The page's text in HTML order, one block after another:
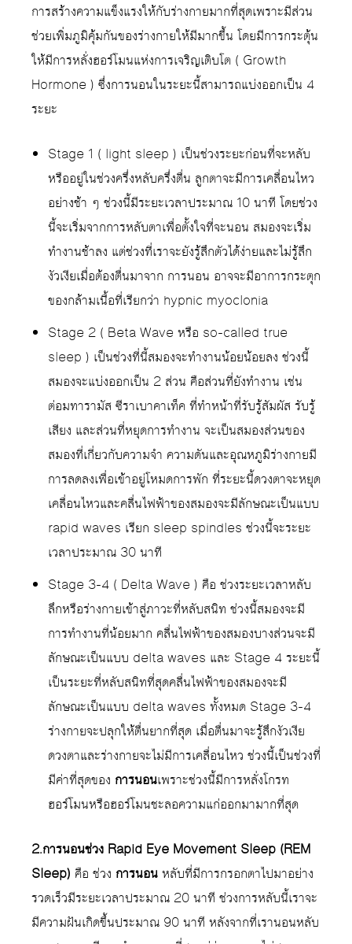
การสร้างความแข็งแรงให้กับร่างกายมากที่สุดเพราะมีส่วน
ช่วยเพิ่มภูมิคุ้มกันของร่างกายให้มีมากขึ้น โดยมีการกระตุ้น
ให้มีการหลั่งฮอร์โมนแห่งการเจริญเติบโต ( Growth
Hormone ) ซึ่งการนอนในระยะนี้สามารถแบ่งออกเป็น 4
ระยะ
Stage 1 ( light sleep ) เป็นช่วงระยะก่อนที่จะหลับ
หรืออยู่ในช่วงครึ่งหลับครึ่งตื่น ลูกตาจะมีการเคลื่อนไหว
อย่างช้า ๆ ช่วงนี้มีระยะเวลาประมาณ 10 นาที โดยช่วง
นี้จะเริ่มจากการหลับตาเพื่อตั้งใจที่จะนอน สมองจะเริ่ม
ทำงานช้าลง แต่ช่วงที่เราจะยังรู้สึกตัวได้ง่ายและไม่รู้สึก
งัวเงียเมื่อต้องตื่นมาจาก การนอน อาจจะมีอาการกระตุก
ของกล้ามเนื้อที่เรียกว่า hypnic myoclonia
Stage 2 ( Beta Wave หรือ so-called true
sleep ) เป็นช่วงที่นี้สมองจะทำงานน้อยน้อยลง ช่วงนี้
สมองจะแบ่งออกเป็น 2 ส่วน คือส่วนที่ยังทำงาน เช่น
ต่อมทารามัส ซีราเบาคาเท็ค ที่ทำหน้าที่รับรู้สัมผัส รับรู้
เสียง และส่วนที่หยุดการทำงาน จะเป็นสมองส่วนของ
สมองที่เกี่ยวกับความจำ ความดันและอุณหภูมิร่างกายมี
การลดลงเพื่อเข้าอยู่โหมดการพัก ที่ระยะนี้ดวงตาจะหยุด
เคลื่อนไหวและคลื่นไฟฟ้าของสมองจะมีลักษณะเป็นแบบ
rapid waves เรียก sleep spindles ช่วงนี้จะระยะ
เวลาประมาณ 30 นาที
Stage 3-4 ( Delta Wave ) คือ ช่วงระยะเวลาหลับ
ลึกหรือร่างกายเข้าสู่ภาวะที่หลับสนิท ช่วงนี้สมองจะมี
การทำงานที่น้อยมาก คลื่นไฟฟ้าของสมองบางส่วนจะมี
ลักษณะเป็นแบบ delta waves และ Stage 4 ระยะนี้
เป็นระยะที่หลับสนิทที่สุดคลื่นไฟฟ้าของสมองจะมี
ลักษณะเป็นแบบ delta waves ทั้งหมด Stage 3-4
ร่างกายจะปลุกให้ตื่นยากที่สุด เมื่อตื่นมาจะรู้สึกงัวเงีย
ดวงตาและร่างกายจะไม่มีการเคลื่อนไหว ช่วงนี้เป็นช่วงที่
มีค่าที่สุดของ การนอนเพราะช่วงนี้มีการหลั่งโกรท
ฮอร์โมนหรือฮอร์โมนชะลอความแก่ออกมามากที่สุด
2.การนอนช่วง Rapid Eye Movement Sleep (REM
Sleep) คือ ช่วง การนอนหลับที่มีการกรอกตาไปมาอย่าง
รวดเร็วมีระยะเวลาประมาณ 20 นาที ช่วงการหลับนี้เราจะ
มีความฝันเกิดขึ้นประมาณ 90 นาที หลังจากที่เรานอนหลับ